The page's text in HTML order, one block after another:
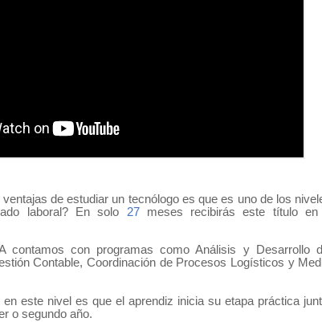
de estudiar un tecnólogo es que es uno de los
laboral? En solo 27meses recibirás este título
contamos con programas como Análisis y Desarrollo
Contable, Coordinación de Procesos Logísticos y
este nivel es que el aprendiz inicia su etapa práctica
o segundo año.